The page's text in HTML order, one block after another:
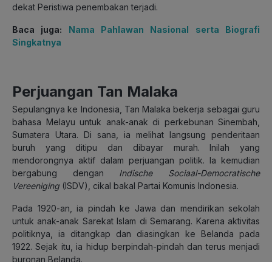
dekat Peristiwa penembakan terjadi.
Baca juga: Nama Pahlawan Nasional serta Biografi
Singkatnya
Perjuangan Tan Malaka
Sepulangnya ke Indonesia, Tan Malaka bekerja sebagai guru
bahasa Melayu untuk anak-anak di perkebunan Sinembah,
Sumatera Utara. Di sana, ia melihat langsung penderitaan
buruh yang ditipu dan dibayar murah. Inilah yang
mendorongnya aktif dalam perjuangan politik. Ia kemudian
bergabung dengan Indische Sociaal-Democratische
Vereeniging (ISDV), cikal bakal Partai Komunis Indonesia.
Pada 1920-an, ia pindah ke Jawa dan mendirikan sekolah
untuk anak-anak Sarekat Islam di Semarang. Karena aktivitas
politiknya, ia ditangkap dan diasingkan ke Belanda pada
1922. Sejak itu, ia hidup berpindah-pindah dan terus menjadi
buronan Belanda.